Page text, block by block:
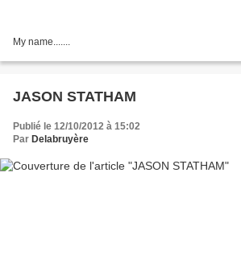
My name.......
JASON STATHAM
Publié le 12/10/2012 à 15:02
Par Delabruyère